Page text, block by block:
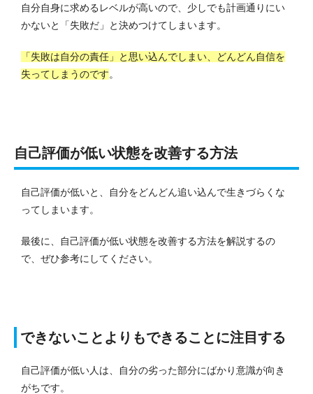
自分自身に求めるレベルが高いので、少しでも計画通りにい
かないと「失敗だ」と決めつけてしまいます。
「失敗は自分の責任」と思い込んでしまい、どんどん自信を
失ってしまうのです。
自己評価が低い状態を改善する方法
自己評価が低いと、自分をどんどん追い込んで生きづらくな
ってしまいます。
最後に、自己評価が低い状態を改善する方法を解説するの
で、ぜひ参考にしてください。
できないことよりもできることに注目する
自己評価が低い人は、自分の劣った部分にばかり意識が向き
がちです。